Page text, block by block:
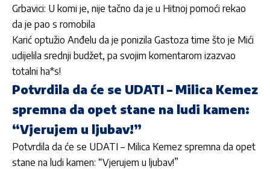
Grbavici: U komi je, nije tačno da je u Hitnoj pomoći rekao
da je pao s romobila
Karić optužio Anđelu da je ponizila Gastoza time što je Mići
udijelila srednji budžet, pa svojim komentarom izazvao
totalni ha*s!
Potvrdila da će se UDATI – Milica Kemez
spremna da opet stane na ludi kamen:
“Vjerujem u ljubav!”
Potvrdila da će se UDATI – Milica Kemez spremna da opet
stane na ludi kamen: “Vjerujem u ljubav!”